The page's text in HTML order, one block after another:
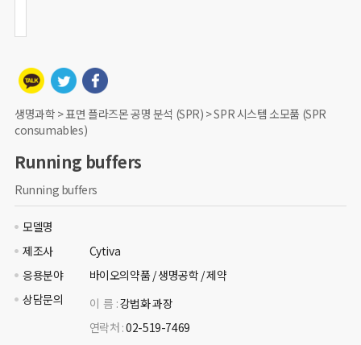
생명과학 > 표면 플라즈몬 공명 분석 (SPR) > SPR 시스템 소모품 (SPR
consumables)
Running buffers
Running buffers
모델명
제조사
Cytiva
응용분야
바이오의약품 / 생명공학 / 제약
상담문의
이 름 :강법화 과장
연락처 :02-519-7469